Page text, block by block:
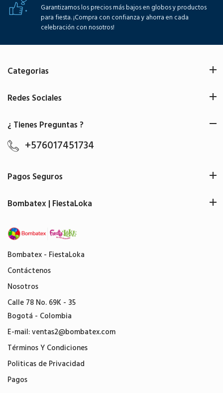
Garantizamos los precios más bajos en globos y productos
para fiesta. ¡Compra con confianza y ahorra en cada
celebración con nosotros!
Bombatex - FiestaLoka
Contáctenos
Nosotros
Calle 78 No. 69K - 35
Bogotá - Colombia
E-mail:ventas2@bombatex.com
Términos Y Condiciones
Politicas de Privacidad
Pagos
Categorias
Redes Sociales
¿ Tienes Preguntas ?
+576017451734
Pagos Seguros
Bombatex | FiestaLoka